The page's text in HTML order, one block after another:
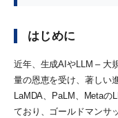
はじめに
近年、生成AIやLLM – 大
量の恩恵を受け、著しい
LaMDA、PaLM、Metaの
ており、ゴールドマンサ